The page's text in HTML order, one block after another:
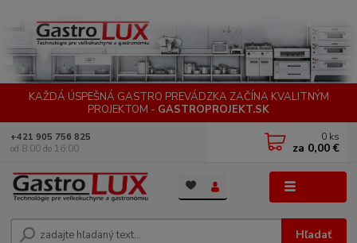
KAŽDÁ ÚSPEŠNÁ GASTRO PREVÁDZKA ZAČÍNA KVALITNÝM
PROJEKTOM - GASTROPROJEKT.SK
Hľadať
+421 905 756 825
od 8:00 do 16:00
0 ks
za 0,00 €